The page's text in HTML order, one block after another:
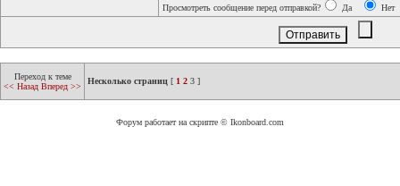
Просмотреть сообщение перед отправкой?
Да Нет
Переход к теме
<< Назад Вперед >>
Несколько страниц [ 1 2 3 ]
Форум работает на скрипте © Ikonboard.com